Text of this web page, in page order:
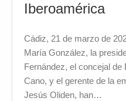
Iberoamérica
Cádiz, 21 de marzo de
María González, la
Fernández, el concejal
Cano, y el gerente de la
Jesús Oliden, han…